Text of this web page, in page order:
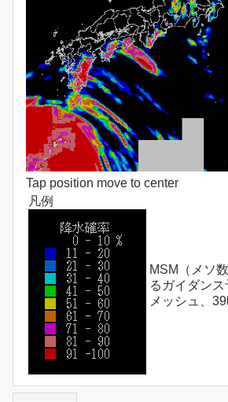
Tap position move to center
凡例
MSM（メソ
るガイダン
メッシュ、